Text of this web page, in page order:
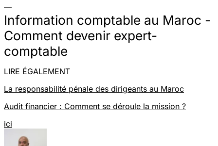
—
Information comptable au Maroc -
Comment devenir expert-
comptable
LIRE ÉGALEMENT
La responsabilité pénale des dirigeants au Maroc
Audit financier : Comment se déroule la mission ?
ici